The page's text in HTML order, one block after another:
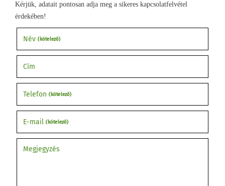
Kérjük, adatait pontosan adja meg a sikeres kapcsolatfelvétel
érdekében!
Név (kötelező)
Cím
Telefon (kötelező)
E-mail (kötelező)
Megjegyzés